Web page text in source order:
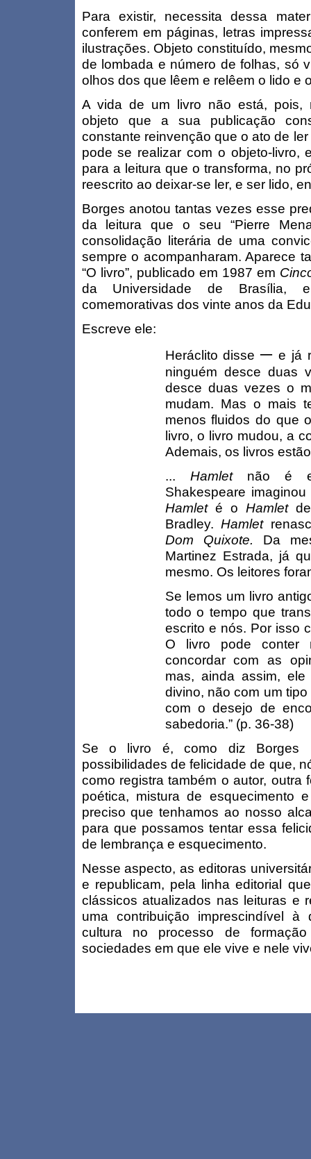
Para existir, necessita dessa
conferem em páginas, letras
ilustrações. Objeto constituído,
de lombada e número de folhas, só
olhos dos que lêem e relêem o lido e
A vida de um livro não está, pois,
objeto que a sua publicação
constante reinvenção que o ato de
pode se realizar com o objeto-livro,
para a leitura que o transforma, no
reescrito ao deixar-se ler, e ser lido,
Borges anotou tantas vezes esse
da leitura que o seu “Pierre
consolidação literária de uma
sempre o acompanharam. Aparece
“O livro”, publicado em 1987 em
da Universidade de Brasília,
comemorativas dos vinte anos da
Escreve ele:
Heráclito disse─ e já
ninguém desce duas
desce duas vezes o
mudam. Mas o mais
menos fluidos do que
livro, o livro mudou, a
Ademais, os livros
... Hamlet não é
Shakespeare
Hamlet é oHamlet
Bradley.Hamlet
Dom Quixote. Da
Martinez Estrada, já
mesmo. Os leitores
Se lemos um livro
todo o tempo que
escrito e nós. Por isso
O livro pode conter
concordar com as
mas, ainda assim,
divino, não com um
com o desejo de
sabedoria.” (p. 36-38)
Se o livro é, como diz Borges
possibilidades de felicidade de que,
como registra também o autor, outra
poética, mistura de esquecimento
preciso que tenhamos ao nosso
para que possamos tentar essa
de lembrança e esquecimento.
Nesse aspecto, as editoras
e republicam, pela linha editorial
clássicos atualizados nas leituras e
uma contribuição imprescindível
cultura no processo de
sociedades em que ele vive e nele